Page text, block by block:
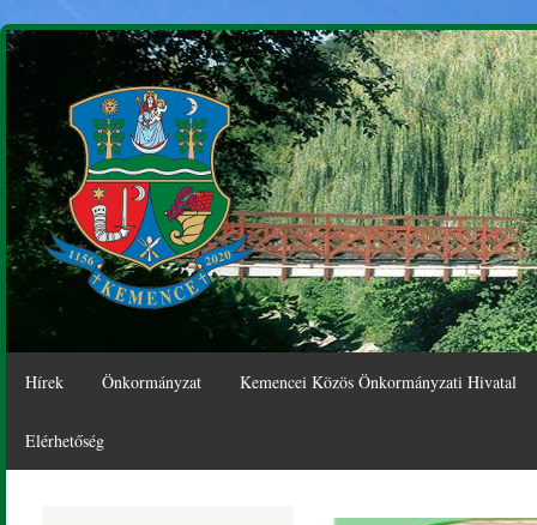
Hírek Önkormányzat Kemencei Közös Önkormányzati Hivatal
Elérhetőség